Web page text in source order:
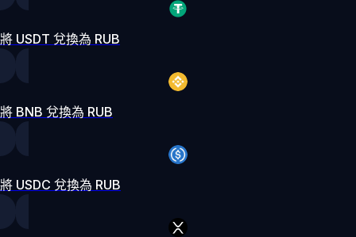
將 USDT 兌換為 RUB
將 BNB 兌換為 RUB
將 USDC 兌換為 RUB